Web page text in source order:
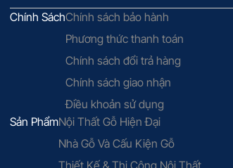
Chính SáchChính sách bảo hành
Phương thức thanh toán
Chính sách đổi trả hàng
Chính sách giao nhận
Điều khoản sử dụng
Sản PhẩmNội Thất Gỗ Hiện Đại
Nhà Gỗ Và Cấu Kiện Gỗ
Thiết Kế & Thi Công Nội Thất